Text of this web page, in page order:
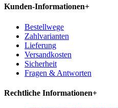
Kunden-Informationen+
Bestellwege
Zahlvarianten
Lieferung
Versandkosten
Sicherheit
Fragen & Antworten
Rechtliche Informationen+